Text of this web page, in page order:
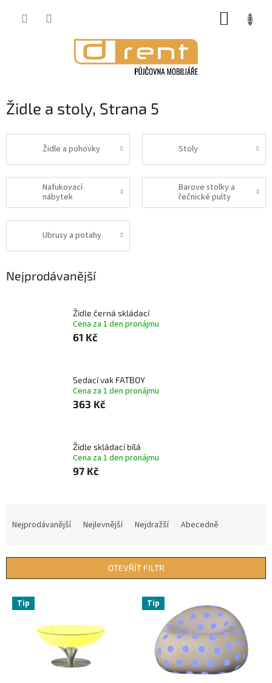
Židle a stoly, Strana 5
Židle a pohovky Stoly
Nafukovací
nábytek
Barove stolky a
řečnické pulty
Ubrusy a potahy
Nejprodávanější
Židle černá skládací
Cena za 1 den pronájmu
61 Kč
Sedací vak FATBOY
Cena za 1 den pronájmu
363 Kč
Židle skládací bílá
Cena za 1 den pronájmu
97 Kč
í
Nejprodávanější Nejlevnější Nejdražší Abecedně
OTEVŘÍT FILTR
V Tip Tip